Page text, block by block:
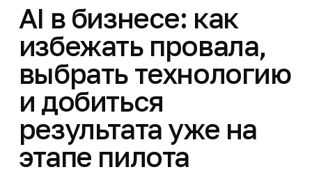
AI в бизнесе: как
избежать провала,
выбрать технологию
и добиться
результата уже на
этапе пилота